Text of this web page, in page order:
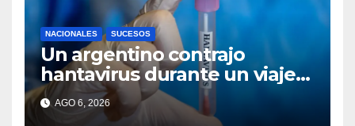
NACIONALES SUCESOS
Un argentino contrajo
hantavirus durante un viaje
por Europa y permanece
aislado en España
AGO 6, 2026